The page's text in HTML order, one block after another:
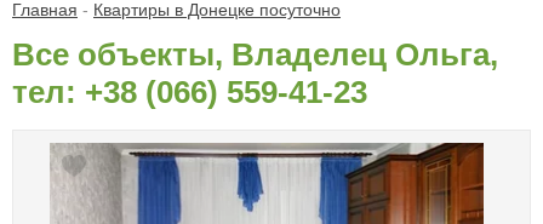
Главная - Квартиры в Донецке посуточно
Все объекты, Владелец Ольга,
тел: +38 (066) 559-41-23